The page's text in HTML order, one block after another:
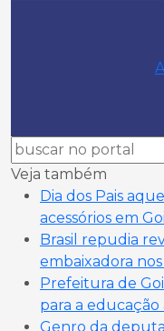
Veja também
Dia dos Pais
acessórios em
Brasil repudia
embaixadora
Prefeitura de
para a
Genro da